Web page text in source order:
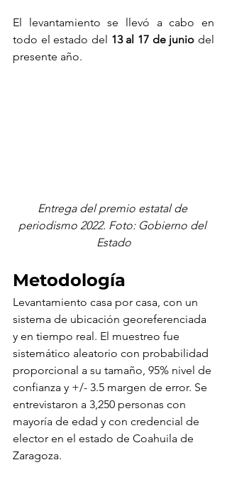
El levantamiento se llevó a cabo en
todo el estado del 13 al 17 de junio del
presente año.
Entrega del premio estatal de
periodismo 2022. Foto: Gobierno del
Estado
Metodología
Levantamiento casa por casa, con un
sistema de ubicación georeferenciada
y en tiempo real. El muestreo fue
sistemático aleatorio con probabilidad
proporcional a su tamaño, 95% nivel de
confianza y +/- 3.5 margen de error. Se
entrevistaron a 3,250 personas con
mayoría de edad y con credencial de
elector en el estado de Coahuila de
Zaragoza.